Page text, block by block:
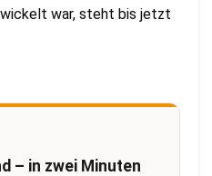
war, steht bis jetzt
– in zwei Minuten